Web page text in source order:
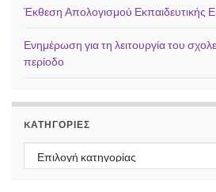
Έκθεση Απολογισμού Εκπαιδευτικής
Ενημέρωση για τη λειτουργία του
περίοδο
KΑΤΗΓΟΡΊΕΣ
Kατηγορίες